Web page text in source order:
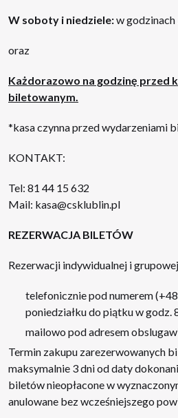
W soboty i niedziele:w godzinach
oraz
Każdorazowo na godzinę przed
biletowanym.
*kasa czynna przed wydarzeniami
KONTAKT:
Tel: 81 44 15 632
Mail: kasa@csklublin.pl
REZERWACJA BILETÓW
Rezerwacji indywidualnej i
telefonicznie pod numerem
poniedziałku do piątku w godz.
mailowo pod adresem
Termin zakupu zarezerwowanych
maksymalnie 3 dni od daty
biletów nieopłacone w
anulowane bez wcześniejszego